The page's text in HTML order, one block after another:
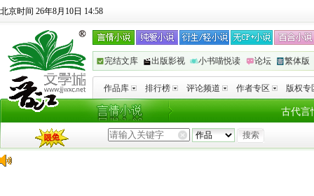
北京时间 26年8月10日 14:58
完结文库 出版影视 小书喵悦读 论坛 繁体版
作品库 排行榜 评论频道 作者专区 版权专
古代言